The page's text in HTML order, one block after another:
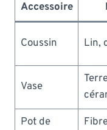
Accessoire
Coussin Lin,
Vase
Pot de